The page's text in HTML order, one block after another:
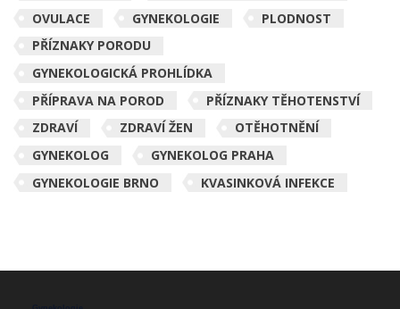
OVULACE
GYNEKOLOGIE
PLODNOST
PŘÍZNAKY PORODU
GYNEKOLOGICKÁ PROHLÍDKA
PŘÍPRAVA NA POROD
PŘÍZNAKY TĚHOTENSTVÍ
ZDRAVÍ
ZDRAVÍ ŽEN
OTĚHOTNĚNÍ
GYNEKOLOG
GYNEKOLOG PRAHA
GYNEKOLOGIE BRNO
KVASINKOVÁ INFEKCE